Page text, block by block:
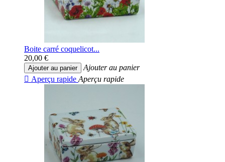
Boite carré coquelicot...
20,00 €
Ajouter au panier
Ajouter au panier
 Aperçu rapide Aperçu rapide